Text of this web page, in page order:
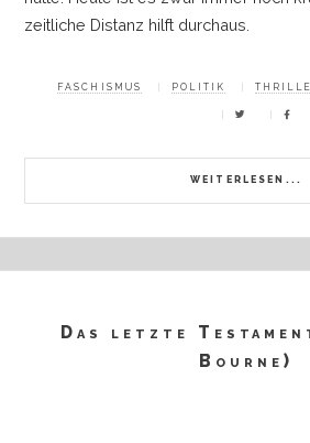
zeitliche Distanz hilft durchaus.
WEITERLESEN...
FASCHISMUS POLITIK
Das letzte
Bourne)